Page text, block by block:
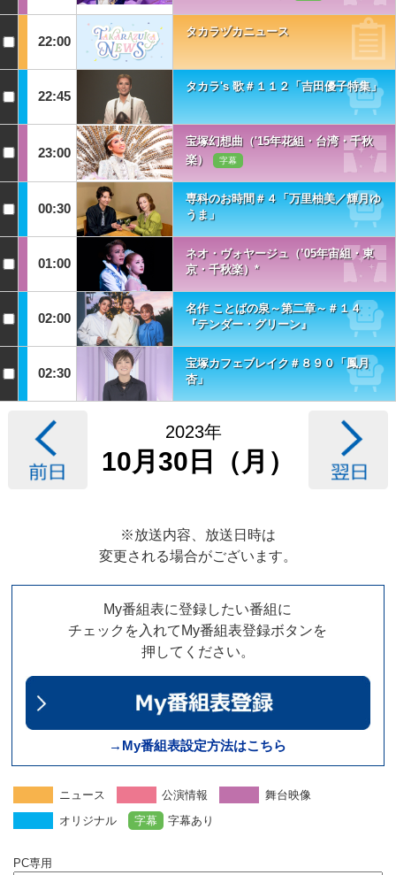
22:00
タカラヅカニュース
22:45
タカラ's 歌＃１１２「吉田優子特集」
23:00
宝塚幻想曲（'15年花組・台湾・千秋
楽）
字幕
00:30
専科のお時間＃４「万里柚美／輝月ゆ
うま」
01:00
ネオ・ヴォヤージュ（’05年宙組・東
京・千秋楽）*
02:00
名作 ことばの泉～第二章～＃１４
『テンダー・グリーン』
02:30
宝塚カフェブレイク＃８９０「鳳月
杏」
2023年
10月30日（月）
※放送内容、放送日時は
変更される場合がございます。
My番組表に登録したい番組に
チェックを入れてMy番組表登録ボタンを
押してください。
→My番組表設定方法はこちら
ニュース 公演情報
舞台映像
オリジナル
字幕 字幕あり
PC専用